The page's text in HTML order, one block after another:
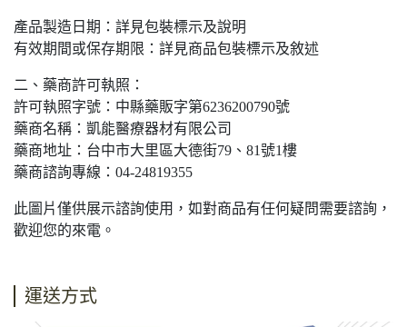
產品製造日期：詳見包裝標示及說明
有效期間或保存期限：詳見商品包裝標示及敘述
二、藥商許可執照：
許可執照字號：中縣藥販字第6236200790號
藥商名稱：凱能醫療器材有限公司
藥商地址：台中市大里區大德街79、81號1樓
藥商諮詢專線：04-24819355
此圖片僅供展示諮詢使用，如對商品有任何疑問需要諮詢，
歡迎您的來電。
運送方式